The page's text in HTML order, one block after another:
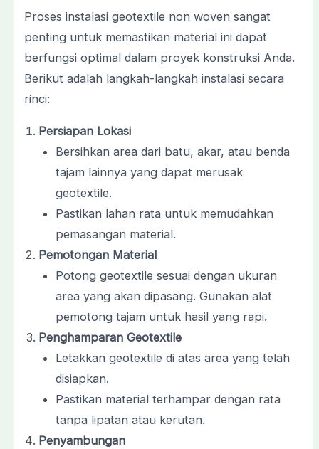
Proses instalasi geotextile non woven sangat
penting untuk memastikan material ini dapat
berfungsi optimal dalam proyek konstruksi Anda.
Berikut adalah langkah-langkah instalasi secara
rinci:
Persiapan Lokasi
Bersihkan area dari batu, akar, atau benda
tajam lainnya yang dapat merusak
geotextile.
Pastikan lahan rata untuk memudahkan
pemasangan material.
Pemotongan Material
Potong geotextile sesuai dengan ukuran
area yang akan dipasang. Gunakan alat
pemotong tajam untuk hasil yang rapi.
Penghamparan Geotextile
Letakkan geotextile di atas area yang telah
disiapkan.
Pastikan material terhampar dengan rata
tanpa lipatan atau kerutan.
Penyambungan